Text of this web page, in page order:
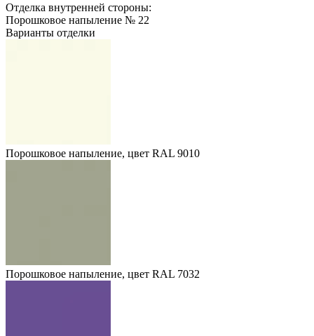
Отделка внутренней стороны:
Порошковое напыление № 22
Варианты отделки
Порошковое напыление, цвет RAL 9010
Порошковое напыление, цвет RAL 7032